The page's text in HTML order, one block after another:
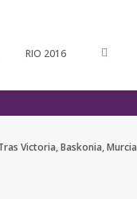
RIO 2016
Victoria, Baskonia, Murcia